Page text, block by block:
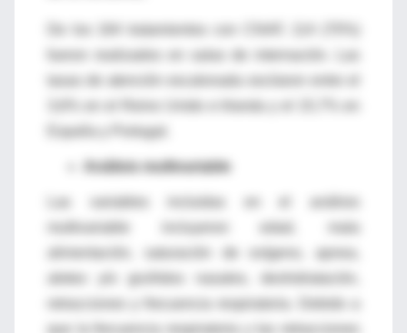
España y Portugal.
Análisis multivariable
alimentación, saturación de oxígeno, apnea,